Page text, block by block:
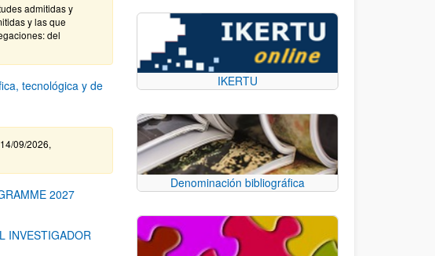
admitidas y
y las que
del
tecnológica y de
09/2026,
2027
INVESTIGADOR
IKERTU
Denominación bibliográfica